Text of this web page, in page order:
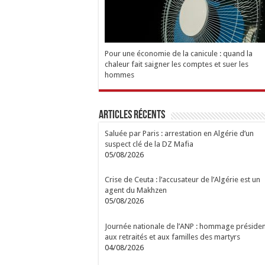
Pour une économie de la canicule : quand la
chaleur fait saigner les comptes et suer les
hommes
Articles Récents
Saluée par Paris : arrestation en Algérie d’un
suspect clé de la DZ Mafia
05/08/2026
Crise de Ceuta : l’accusateur de l’Algérie est un
agent du Makhzen
05/08/2026
Journée nationale de l’ANP : hommage
aux retraités et aux familles des martyrs
04/08/2026